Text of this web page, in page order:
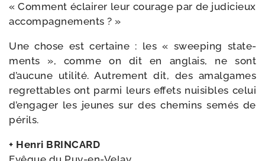
« Comment éclai­rer leur cou­rage par de judi­cieux
accompagnements ? »
Une chose est cer­taine : les « swee­ping sta­te­
ments », comme on dit en anglais, ne sont
d’aucune uti­li­té. Autrement dit, des amal­games
regret­tables ont par­mi leurs effets nui­sibles celui
d’engager les jeunes sur des che­mins semés de
périls.
+ Henri BRINCARD